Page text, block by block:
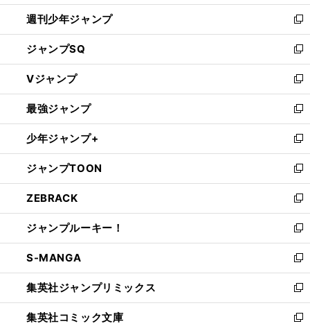
開
く
週刊少年ジャンプ
新
し
い
ウ
ィ
ン
ド
ウ
で
開
く
ジャンプSQ
新
し
い
ウ
ィ
ン
ド
ウ
で
開
く
Vジャンプ
新
し
い
ウ
ィ
ン
ド
ウ
で
開
く
最強ジャンプ
新
し
い
ウ
ィ
ン
ド
ウ
で
開
く
少年ジャンプ+
新
し
い
ウ
ィ
ン
ド
ウ
で
開
く
ジャンプTOON
新
し
い
ウ
ィ
ン
ド
ウ
で
開
く
ZEBRACK
新
し
い
ウ
ィ
ン
ド
ウ
で
ジャンプルーキー！
新
し
い
ウ
ィ
ン
ド
S-MANGA
新
し
い
ウ
ィ
集英社ジャンプリミックス
新
し
い
集英社コミック文庫
新